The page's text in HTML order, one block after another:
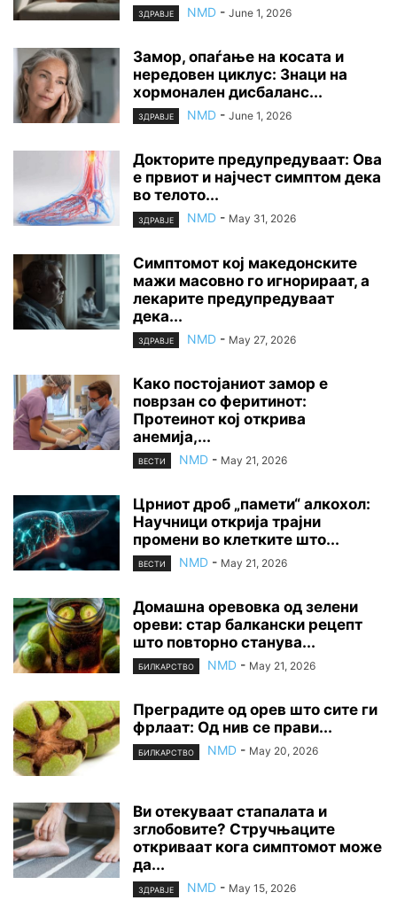
ЗДРАВЈЕ NMD - June 1, 2026
Замор, опаѓање на косата и
нередовен циклус: Знаци на
хормонален дисбаланс...
ЗДРАВЈЕ NMD - June 1, 2026
Докторите предупредуваат: Ова
е првиот и најчест симптом дека
во телото...
ЗДРАВЈЕ NMD - May 31, 2026
Симптомот кој македонските
мажи масовно го игнорираат, а
лекарите предупредуваат
дека...
ЗДРАВЈЕ NMD - May 27, 2026
Како постојаниот замор е
поврзан со феритинот:
Протеинот кој открива
анемија,...
ВЕСТИ NMD - May 21, 2026
Црниот дроб „памети“ алкохол:
Научници открија трајни
промени во клетките што...
ВЕСТИ NMD - May 21, 2026
Домашна оревовка од зелени
ореви: стар балкански рецепт
што повторно станува...
БИЛКАРСТВО NMD - May 21, 2026
Преградите од орев што сите ги
фрлаат: Од нив се прави...
БИЛКАРСТВО NMD - May 20, 2026
Ви отекуваат стапалата и
зглобовите? Стручњаците
откриваат кога симптомот може
да...
ЗДРАВЈЕ NMD - May 15, 2026